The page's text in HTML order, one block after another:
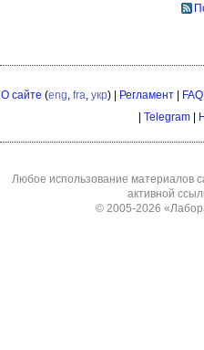
О сайте (eng, fra, укр) | Регламент| FAQ|
Telegram
Любое использование материалов
активной
© 2005-2026